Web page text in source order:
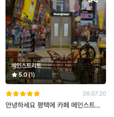
메인스트리트
5.0 (1)
26.07.20
안녕하세요 평택에 카페 메인스트리